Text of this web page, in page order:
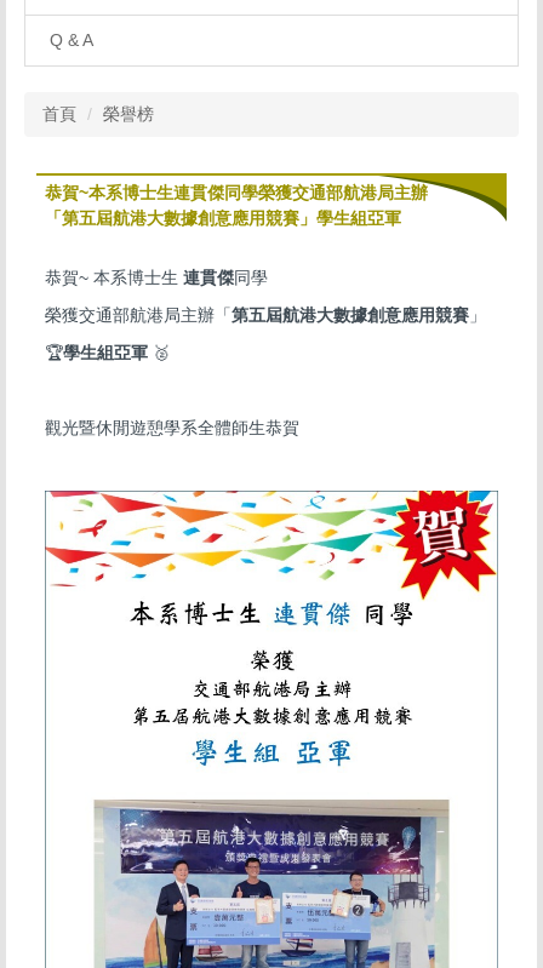
Q & A
首頁 榮譽榜
恭賀~本系博士生連貫傑同學榮獲交通部航港局主辦
「第五屆航港大數據創意應用競賽」學生組亞軍
恭賀~ 本系博士生 連貫傑同學
榮獲交通部航港局主辦「第五屆航港大數據創意應用競賽 」
🏆學生組亞軍 🥈
觀光暨休閒遊憩學系全體師生恭賀